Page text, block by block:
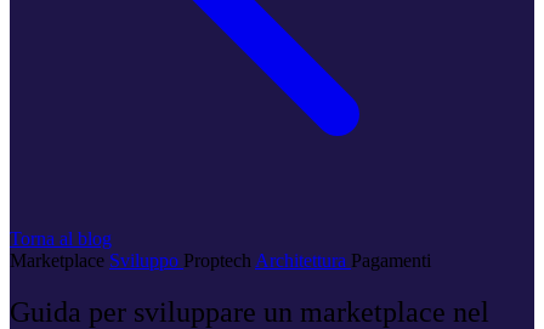
Torna al blog
Marketplace Sviluppo Proptech Architettura Pagamenti
Guida per sviluppare un marketplace nel